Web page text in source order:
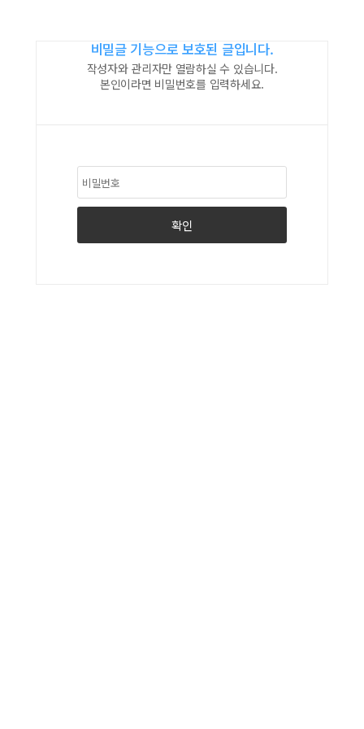
비밀글 기능으로 보호된 글입니다.
작성자와 관리자만 열람하실 수 있습니다.
본인이라면 비밀번호를 입력하세요.